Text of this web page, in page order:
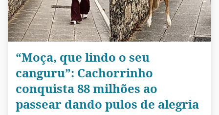
“Moça, que lindo o seu
canguru”: Cachorrinho
conquista 88 milhões ao
passear dando pulos de alegria